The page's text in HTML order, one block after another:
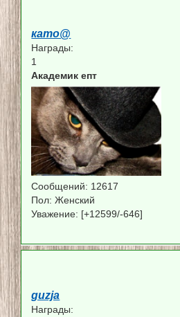
като@
Награды:
1
Академик епт
Сообщений: 12617
Пол: Женский
Уважение: [+12599/-646]
guzja
Награды: